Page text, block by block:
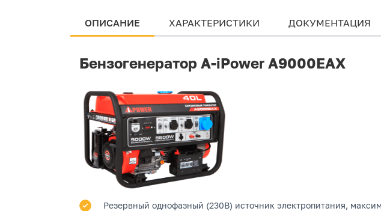
ОПИСАНИЕ ХАРАКТЕРИСТИКИ ДОКУМЕНТАЦИЯ
Бензогенератор A-iPower A9000EAX
Резервный однофазный (230В) источник электропитания,